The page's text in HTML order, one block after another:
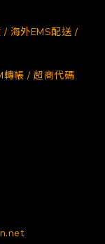
海外EMS配送 /
轉帳 / 超商代碼